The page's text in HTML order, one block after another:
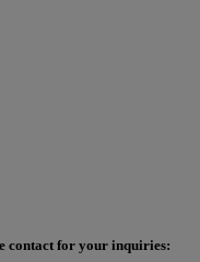
contact for your inquiries: